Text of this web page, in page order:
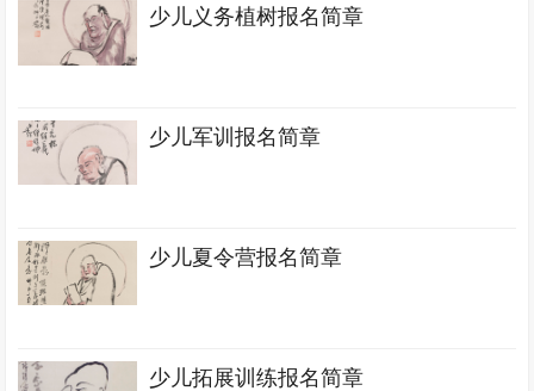
少儿义务植树报名简章
少儿军训报名简章
少儿夏令营报名简章
少儿拓展训练报名简章